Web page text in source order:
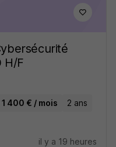
H/F
400 € / mois 2 ans
il y a 19 heures